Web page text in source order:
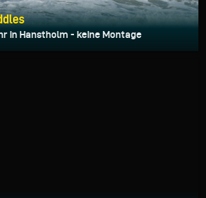
in Hanstholm - keine Montage